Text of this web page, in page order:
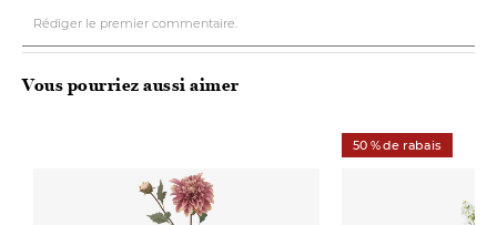
Vous pourriez aussi aimer
50 % de rabais